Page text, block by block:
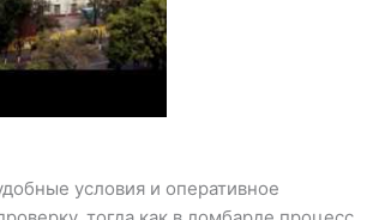
условия и оперативное